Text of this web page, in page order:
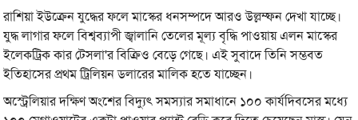
রাশিয়া ইউক্রেন যুদ্ধের ফলে মাস্কের ধনসম্পদে আরও উল্লম্ফন দেখা যাচ্ছে।
যুদ্ধ লাগার ফলে বিশ্বব্যাপী জ্বালানি তেলের মূল্য বৃদ্ধি পাওয়ায় এলন মাস্কের
ইলেকট্রিক কার টেসলা'র বিক্রিও বেড়ে গেছে। এই সুবাদে তিনি সম্ভবত
ইতিহাসের প্রথম ট্রিলিয়ন ডলারের মালিক হতে যাচ্ছেন।
অস্ট্রেলিয়ার দক্ষিণ অংশের বিদ্যুৎ সমস্যার সমাধানে ১০০ কার্যদিবসের মধ্যে